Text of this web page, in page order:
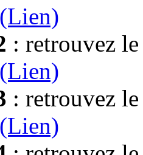
(Lien)
: retrouvez
(Lien)
: retrouvez
(Lien)